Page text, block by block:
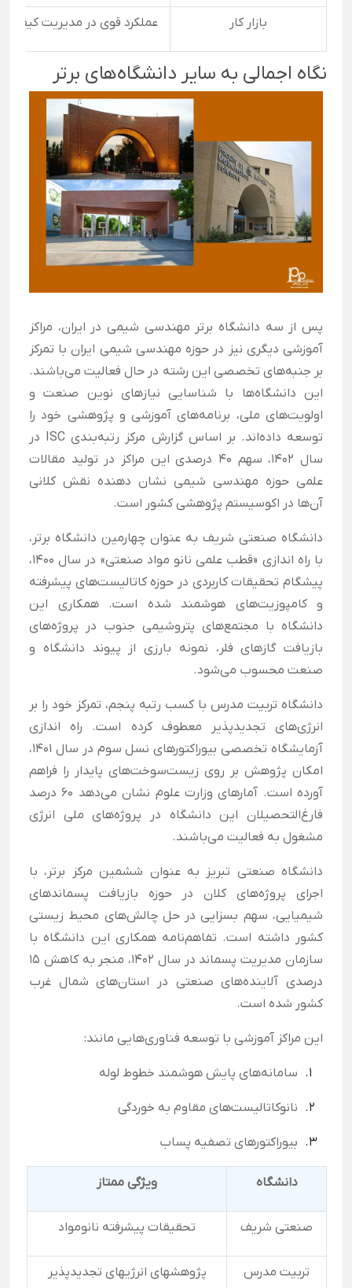
بازار کار عملکرد قوی در مدیریت کیفیت و کنترل فرآیند، جذب
نگاه اجمالی به سایر دانشگاه‌های برتر
پس از سه دانشگاه برتر مهندسی شیمی در ایران، مراکز
آموزشی دیگری نیز در حوزه مهندسی شیمی ایران با تمرکز
بر جنبه‌های تخصصی این رشته در حال فعالیت می‌باشند.
این دانشگاه‌ها با شناسایی نیازهای نوین صنعت و
اولویت‌های ملی، برنامه‌های آموزشی و پژوهشی خود را
توسعه داده‌اند. بر اساس گزارش مرکز رتبه‌بندی ISC در
سال ۱۴۰۲، سهم ۴۰ درصدی این مراکز در تولید مقالات
علمی حوزه مهندسی شیمی نشان دهنده نقش کلانی
آن‌ها در اکوسیستم پژوهشی کشور است.
دانشگاه صنعتی شریف به عنوان چهارمین دانشگاه برتر،
با راه اندازی «قطب علمی نانو مواد صنعتی» در سال ۱۴۰۰،
پیشگام تحقیقات کاربردی در حوزه کاتالیست‌های پیشرفته
و کامپوزیت‌های هوشمند شده است. همکاری این
دانشگاه با مجتمع‌های پتروشیمی جنوب در پروژه‌های
بازیافت گازهای فلر، نمونه بارزی از پیوند دانشگاه و
صنعت محسوب می‌شود.
دانشگاه تربیت مدرس با کسب رتبه پنجم، تمرکز خود را بر
انرژی‌های تجدیدپذیر معطوف کرده است. راه اندازی
آزمایشگاه تخصصی بیوراکتورهای نسل سوم در سال ۱۴۰۱،
امکان پژوهش بر روی زیست‌سوخت‌های پایدار را فراهم
آورده است. آمارهای وزارت علوم نشان می‌دهد ۶۰ درصد
فارغ‌التحصیلان این دانشگاه در پروژه‌های ملی انرژی
مشغول به فعالیت می‌باشند.
دانشگاه صنعتی تبریز به عنوان ششمین مرکز برتر، با
اجرای پروژه‌های کلان در حوزه بازیافت پسماندهای
شیمیایی، سهم بسزایی در حل چالش‌های محیط زیستی
کشور داشته است. تفاهم‌نامه همکاری این دانشگاه با
سازمان مدیریت پسماند در سال ۱۴۰۲، منجر به کاهش ۱۵
درصدی آلاینده‌های صنعتی در استان‌های شمال غرب
کشور شده است.
این مراکز آموزشی با توسعه فناوری‌هایی مانند:
سامانه‌های پایش هوشمند خطوط لوله
نانوکاتالیست‌های مقاوم به خوردگی
بیوراکتورهای تصفیه پساب
دانشگاه ویژگی ممتاز
صنعتی شریف تحقیقات پیشرفته نانومواد
تربیت مدرس پژوهشهای انرژیهای تجدیدپذیر